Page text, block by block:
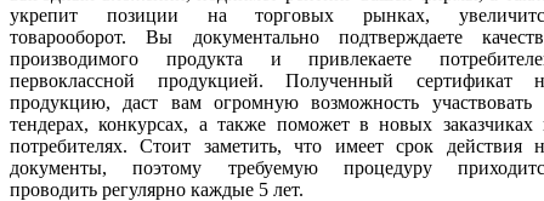
укрепит позиции на торговых рынках,
товарооборот. Вы документально подтверждаете
производимого продукта и привлекаете
первоклассной продукцией. Полученный сертификат
продукцию, даст вам огромную возможность участвовать
тендерах, конкурсах, а также поможет в новых заказчиках
потребителях. Стоит заметить, что имеет срок действия
документы, поэтому требуемую процедуру
проводить регулярно каждые 5 лет.